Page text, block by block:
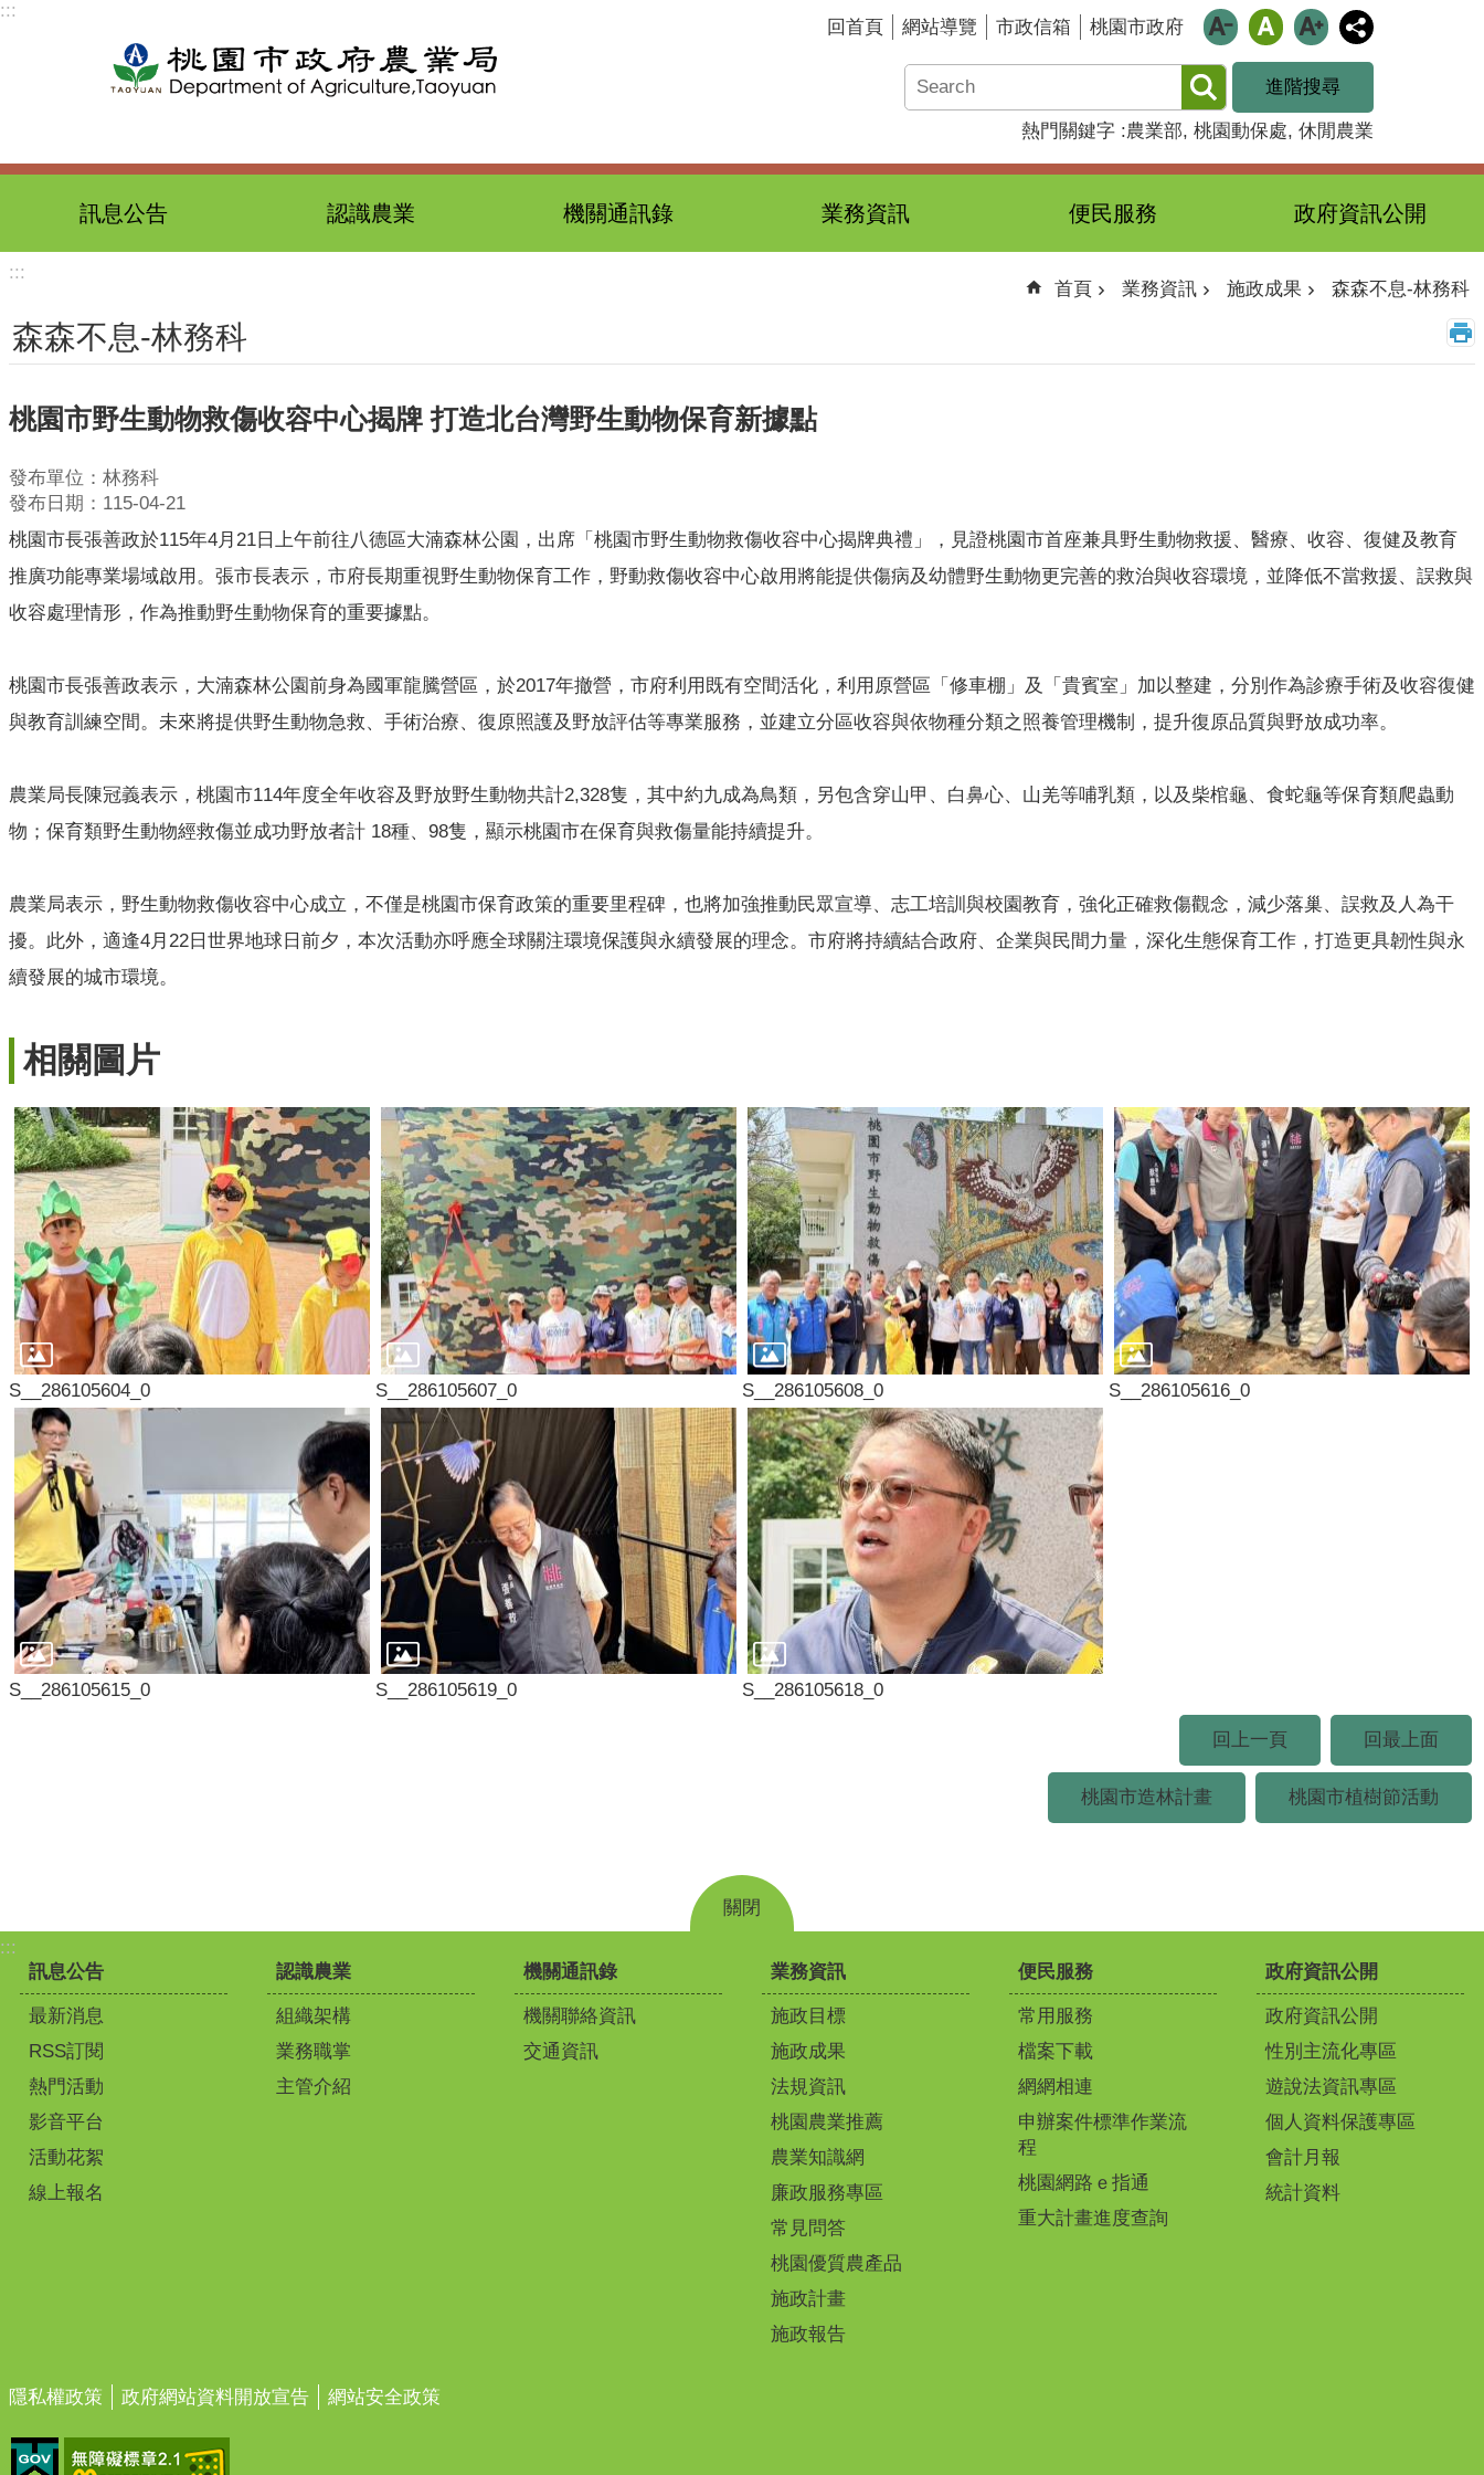
跳到主要內容區塊
:::
回首頁 網站導覽 市政信箱 桃園市政府
進階搜尋
熱門關鍵字 農業部 桃園動保處 休閒農業
訊息公告 認識農業 機關通訊錄 業務資訊 便民服務 政府資訊公開
:::
首頁 業務資訊 施政成果 森森不息-林務科
森森不息-林務科
桃園市野生動物救傷收容中心揭牌 打造北台灣野生動物保育新據點
發布單位：林務科
發布日期：115-04-21
桃園市長張善政於115年4月21日上午前往八德區大湳森林公園，出席「桃園市野生動物救傷收容中心揭牌典禮」，見證桃園市首座兼具野生動物救援、醫療、收容、復健及教育
推廣功能專業場域啟用。張市長表示，市府長期重視野生動物保育工作，野動救傷收容中心啟用將能提供傷病及幼體野生動物更完善的救治與收容環境，並降低不當救援、誤救與
收容處理情形，作為推動野生動物保育的重要據點。
桃園市長張善政表示，大湳森林公園前身為國軍龍騰營區，於2017年撤營，市府利用既有空間活化，利用原營區「修車棚」及「貴賓室」加以整建，分別作為診療手術及收容復健
與教育訓練空間。未來將提供野生動物急救、手術治療、復原照護及野放評估等專業服務，並建立分區收容與依物種分類之照養管理機制，提升復原品質與野放成功率。
農業局長陳冠義表示，桃園市114年度全年收容及野放野生動物共計2,328隻，其中約九成為鳥類，另包含穿山甲、白鼻心、山羌等哺乳類，以及柴棺龜、食蛇龜等保育類爬蟲動
物；保育類野生動物經救傷並成功野放者計 18種、98隻，顯示桃園市在保育與救傷量能持續提升。
農業局表示，野生動物救傷收容中心成立，不僅是桃園市保育政策的重要里程碑，也將加強推動民眾宣導、志工培訓與校園教育，強化正確救傷觀念，減少落巢、誤救及人為干
擾。此外，適逢4月22日世界地球日前夕，本次活動亦呼應全球關注環境保護與永續發展的理念。市府將持續結合政府、企業與民間力量，深化生態保育工作，打造更具韌性與永
續發展的城市環境。
相關圖片
S__286105604_0 S__286105607_0 S__286105608_0 S__286105616_0
S__286105615_0 S__286105619_0 S__286105618_0
回上一頁 回最上面
桃園市造林計畫 桃園市植樹節活動
關閉
:::
訊息公告
最新消息
RSS訂閱
熱門活動
影音平台
活動花絮
線上報名
認識農業
組織架構
業務職掌
主管介紹
機關通訊錄
機關聯絡資訊
交通資訊
業務資訊
施政目標
施政成果
法規資訊
桃園農業推薦
農業知識網
廉政服務專區
常見問答
桃園優質農產品
施政計畫
施政報告
便民服務
常用服務
檔案下載
網網相連
申辦案件標準作業流
程
桃園網路ｅ指通
重大計畫進度查詢
政府資訊公開
政府資訊公開
性別主流化專區
遊說法資訊專區
個人資料保護專區
會計月報
統計資料
隱私權政策 政府網站資料開放宣告 網站安全政策